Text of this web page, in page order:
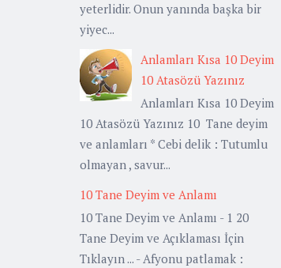
yeterlidir. Onun yanında başka bir
yiyec...
Anlamları Kısa 10 Deyim
10 Atasözü Yazınız
Anlamları Kısa 10 Deyim
10 Atasözü Yazınız 10 Tane deyim
ve anlamları * Cebi delik : Tutumlu
olmayan , savur...
10 Tane Deyim ve Anlamı
10 Tane Deyim ve Anlamı - 1 20
Tane Deyim ve Açıklaması İçin
Tıklayın ... - Afyonu patlamak :